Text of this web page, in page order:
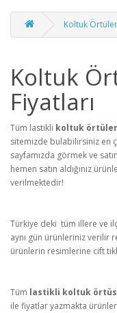
Koltuk
Koltuk
Fiyatları
Tüm lastikli koltuk
sitemizde bulabilirsiniz en
sayfamızda görmek ve
hemen satın aldığınız
verilmektedir!
Türkiye deki tüm illere ve
aynı gün ürünleriniz verilir
ürünlerin resimlerine cift
Tüm lastikli koltuk
ile fiyatlar yazmakta